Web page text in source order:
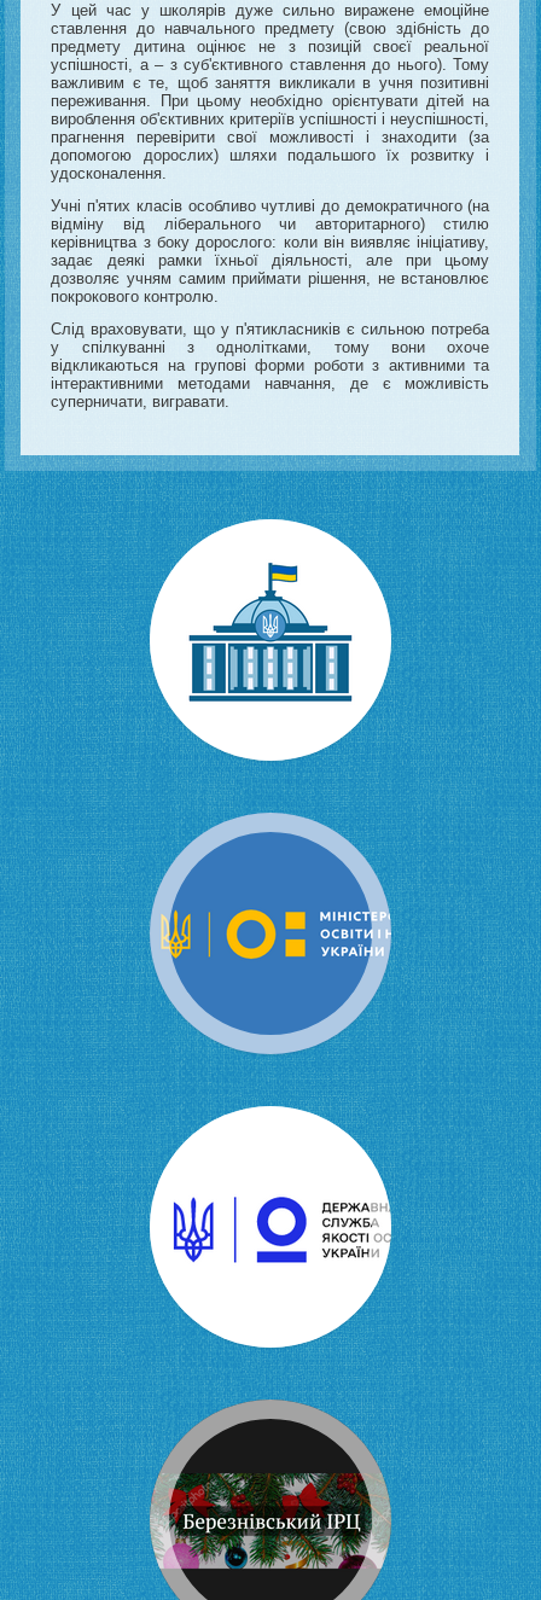
У цей час у школярів дуже сильно виражене емоційне
ставлення до навчального предмету (свою здібність до
предмету дитина оцінює не з позицій своєї реальної
успішності, а – з суб'єктивного ставлення до нього). Тому
важливим є те, щоб заняття викликали в учня позитивні
переживання. При цьому необхідно орієнтувати дітей на
вироблення об'єктивних критеріїв успішності і неуспішності,
прагнення перевірити свої можливості і знаходити (за
допомогою дорослих) шляхи подальшого їх розвитку і
удосконалення.
Учні п'ятих класів особливо чутливі до демократичного (на
відміну від ліберального чи авторитарного) стилю
керівництва з боку дорослого: коли він виявляє ініціативу,
задає деякі рамки їхньої діяльності, але при цьому
дозволяє учням самим приймати рішення, не встановлює
покрокового контролю.
Слід враховувати, що у п'ятикласників є сильною потреба
у спілкуванні з однолітками, тому вони охоче
відкликаються на групові форми роботи з активними та
інтерактивними методами навчання, де є можливість
суперничати, вигравати.